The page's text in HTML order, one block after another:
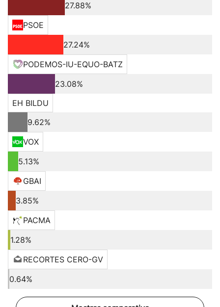
27.88%
PSOE
27.24%
PODEMOS-IU-EQUO-BATZ
23.08%
EH BILDU
9.62%
VOX
5.13%
GBAI
3.85%
PACMA
1.28%
RECORTES CERO-GV
0.64%